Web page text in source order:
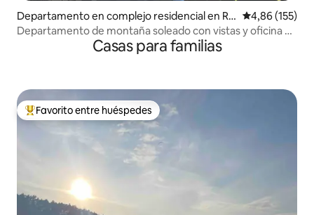
Departamento en complejo residencial en Røl
dal
Calificación
4,86 (155)
Departamento de montaña soleado con vistas y oficina en
Casas para familias
Favorito entre los huéspedes más destacados
Favorito entre huéspedes